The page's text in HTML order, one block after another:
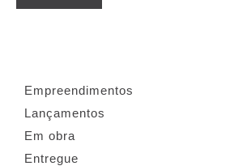
Empreendimentos
Lançamentos
Em obra
Entregue